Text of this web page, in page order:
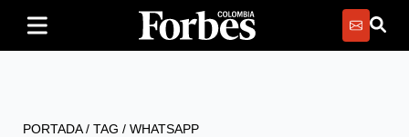
PORTADA/ TAG / WHATSAPP